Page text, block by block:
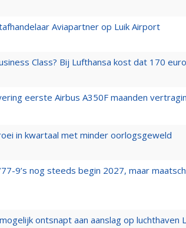
Aviapartner op Luik Airport
Class? Bij Lufthansa kost dat 170
eerste Airbus A350F maanden
in kwartaal met minder oorlogsgeweld
9’s nog steeds begin 2027, maar
ontsnapt aan aanslag op luchthaven